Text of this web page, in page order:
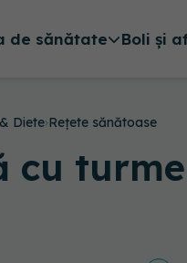
de sănătate Boli și
Diete›Rețete sănătoase
cu